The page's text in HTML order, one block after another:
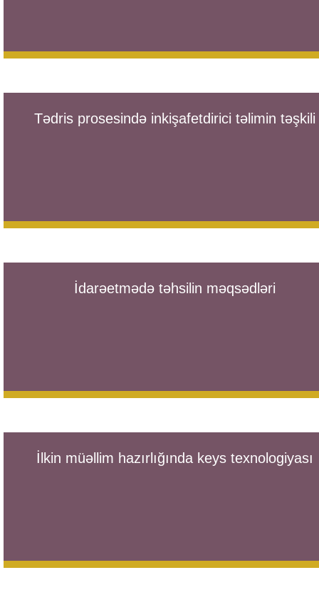
Tədris prosesində inkişafetdirici təlimin təşkili
İdarəetmədə təhsilin məqsədləri
İlkin müəllim hazırlığında keys texnologiyası